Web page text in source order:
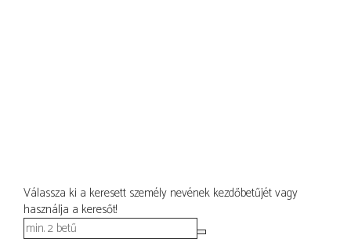
Válassza ki a keresett személy nevének kezdőbetűjét vagy
használja a keresőt!